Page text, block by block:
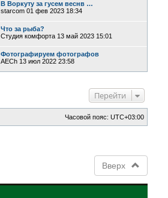
В Воркуту за гусем веснв …
starcom 01 фев 2023 18:34
Что за рыба?
Студия комфорта 13 май 2023 15:01
Фотографируем фотографов
AECh 13 июл 2022 23:58
Перейти
Часовой пояс:UTC+03:00
Вверх